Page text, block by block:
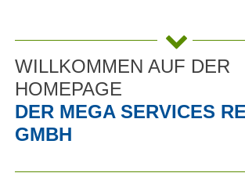

WILLKOMMEN AUF DER
HOMEPAGE
DER MEGA SERVICES
GMBH